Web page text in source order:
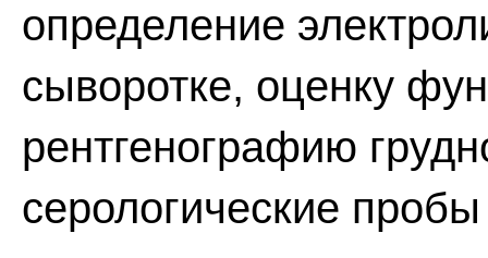
определение
сыворотке, оценку
рентгенографию
серологические